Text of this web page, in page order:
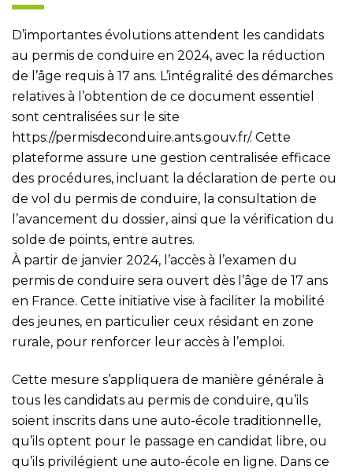
D’importantes évolutions attendent les candidats
au permis de conduire en 2024, avec la réduction
de l’âge requis à 17 ans. L’intégralité des démarches
relatives à l’obtention de ce document essentiel
sont centralisées sur le site
https://permisdeconduire.ants.gouv.fr/. Cette
plateforme assure une gestion centralisée efficace
des procédures, incluant la déclaration de perte ou
de vol du permis de conduire, la consultation de
l’avancement du dossier, ainsi que la vérification du
solde de points, entre autres.
À partir de janvier 2024, l’accès à l’examen du
permis de conduire sera ouvert dès l’âge de 17 ans
en France. Cette initiative vise à faciliter la mobilité
des jeunes, en particulier ceux résidant en zone
rurale, pour renforcer leur accès à l’emploi.
Cette mesure s’appliquera de manière générale à
tous les candidats au permis de conduire, qu’ils
soient inscrits dans une auto-école traditionnelle,
qu’ils optent pour le passage en candidat libre, ou
qu’ils privilégient une auto-école en ligne. Dans ce